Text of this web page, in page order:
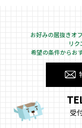
お好みの居抜きオ
リク
希望の条件からお
受